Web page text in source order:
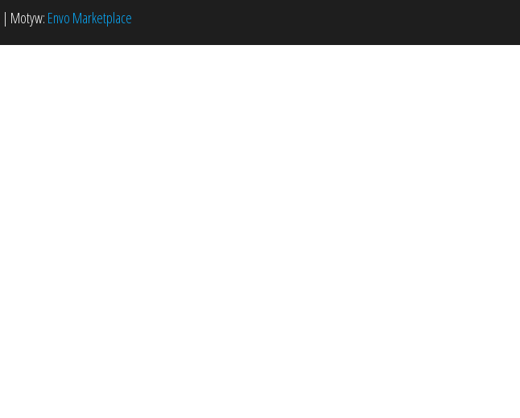
| Motyw: Envo Marketplace